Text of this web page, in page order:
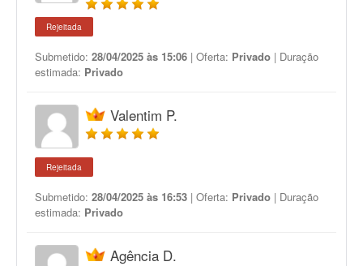
Rejeitada
Submetido: 28/04/2025 às 15:06 | Oferta: Privado | Duração
estimada: Privado
Valentim P.
Rejeitada
Submetido: 28/04/2025 às 16:53 | Oferta: Privado | Duração
estimada: Privado
Agência D.